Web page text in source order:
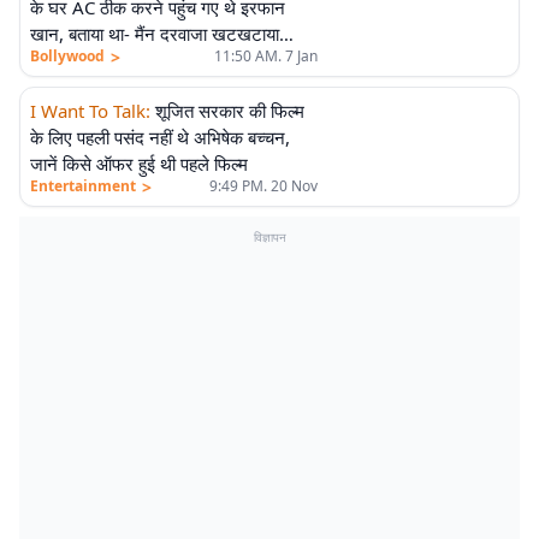
के घर AC ठीक करने पहुंच गए थे इरफान
खान, बताया था- मैंन दरवाजा खटखटाया…
Bollywood > 11:50 AM. 7 Jan
I Want To Talk: शूजित सरकार की फिल्म
के लिए पहली पसंद नहीं थे अभिषेक बच्चन,
जानें किसे ऑफर हुई थी पहले फिल्म
Entertainment > 9:49 PM. 20 Nov
विज्ञापन